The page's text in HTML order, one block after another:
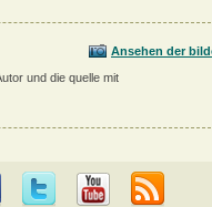
Ansehen der
und die quelle mit